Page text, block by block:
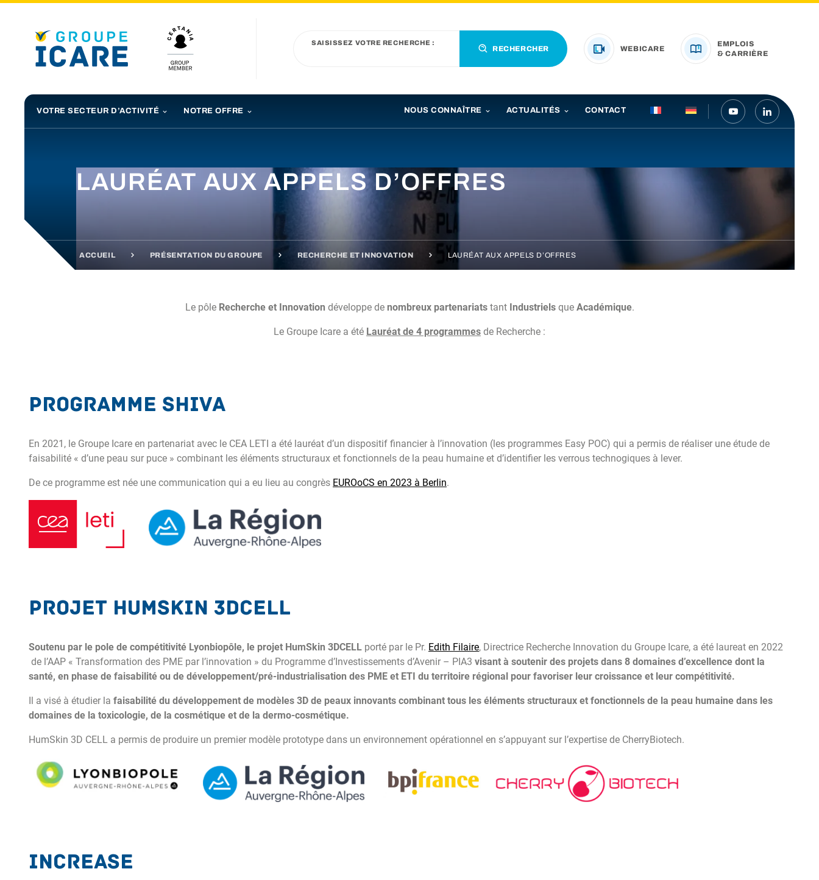
SAISISSEZ VOTRE RECHERCHE :
RECHERCHER WEBICARE
EMPLOIS
& CARRIÈRE
VOTRE SECTEUR D’ACTIVITÉ NOTRE OFFRE NOUS CONNAÎTRE ACTUALITÉS CONTACT
LAURÉAT AUX APPELS D’OFFRES
ACCUEIL PRÉSENTATION DU GROUPE RECHERCHE ET INNOVATION LAURÉAT AUX APPELS D’OFFRES
Le pôle Recherche et Innovation développe de nombreux partenariatstant Industrielsque Académique.
Le Groupe Icare a été Lauréat de 4 programmes de Recherche :
Programme SHIVA
En 2021, le Groupe Icare en partenariat avec le CEA LETI a été lauréat d’un dispositif financier à l’innovation (les programmes Easy POC) qui a permis de réaliser une étude de
faisabilité « d’une peau sur puce » combinant les éléments structuraux et fonctionnels de la peau humaine et d’identifier les verrous technogiques à lever.
De ce programme est née une communication qui a eu lieu au congrès EUROoCS en 2023 à Berlin.
Projet HumSkin 3DCELL
Soutenu par le pole de compétitivité Lyonbiopôle, le projet HumSkin 3DCELL porté par le Pr. Edith Filaire, Directrice Recherche Innovation du Groupe Icare, a été laureat en 2022
de l’AAP « Transformation des PME par l’innovation » du Programme d’Investissements d’Avenir – PIA3 visant à soutenir des projets dans 8 domaines d’excellence dont la
santé, en phase de faisabilité ou de développement/pré-industrialisation des PME et ETI du territoire régional pour favoriser leur croissance et leur compétitivité.
Il a visé à étudier la faisabilité du développement de modèles 3D de peaux innovants combinant tous les éléments structuraux et fonctionnels de la peau humaine dans les
domaines de la toxicologie, de la cosmétique et de la dermo-cosmétique.
HumSkin 3D CELL a permis de produire un premier modèle prototype dans un environnement opérationnel en s’appuyant sur l’expertise de CherryBiotech.
INCREASE